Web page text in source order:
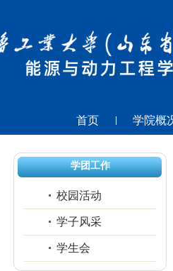
首页 学院概
学团工作
校园活动
学子风采
学生会